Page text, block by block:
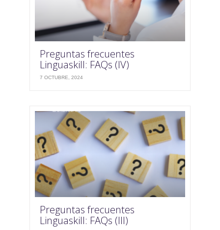
Preguntas frecuentes
Linguaskill: FAQs (IV)
7 OCTUBRE, 2024
Preguntas frecuentes
Linguaskill: FAQs (III)